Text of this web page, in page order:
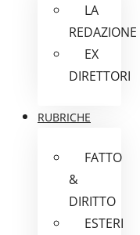
LA
REDAZIONE
EX
DIRETTORI
RUBRICHE
FATTO
&
DIRITTO
ESTERI